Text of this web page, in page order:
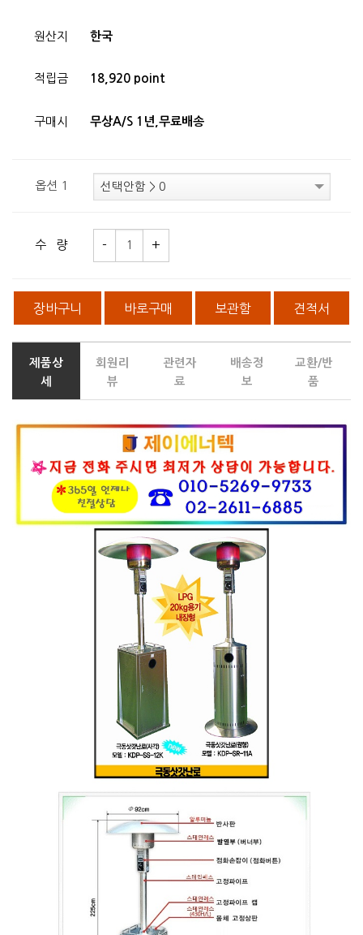
원산지 한국
적립금 18,920 point
구매시 무상A/S 1년,무료배송
옵션 1
수 량
장바구니 바로구매 보관함 견적서
제품상
세
회원리
뷰
관련자
료
배송정
보
교환/반
품